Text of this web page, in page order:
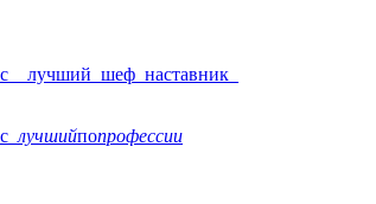
_лучшийпопрофессии